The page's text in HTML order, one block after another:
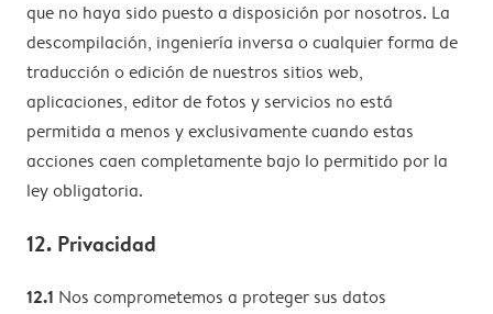
que no haya sido puesto a disposición por nosotros. La
descompilación, ingeniería inversa o cualquier forma de
traducción o edición de nuestros sitios web,
aplicaciones, editor de fotos y servicios no está
permitida a menos y exclusivamente cuando estas
acciones caen completamente bajo lo permitido por la
ley obligatoria.
12. Privacidad
12.1 Nos comprometemos a proteger sus datos